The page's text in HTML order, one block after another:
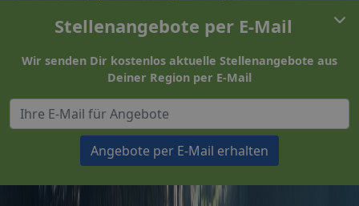
Stellenangebote per E-Mail
Wir senden Dir kostenlos aktuelle Stellenangebote aus
Deiner Region per E-Mail
Angebote per E-Mail erhalten